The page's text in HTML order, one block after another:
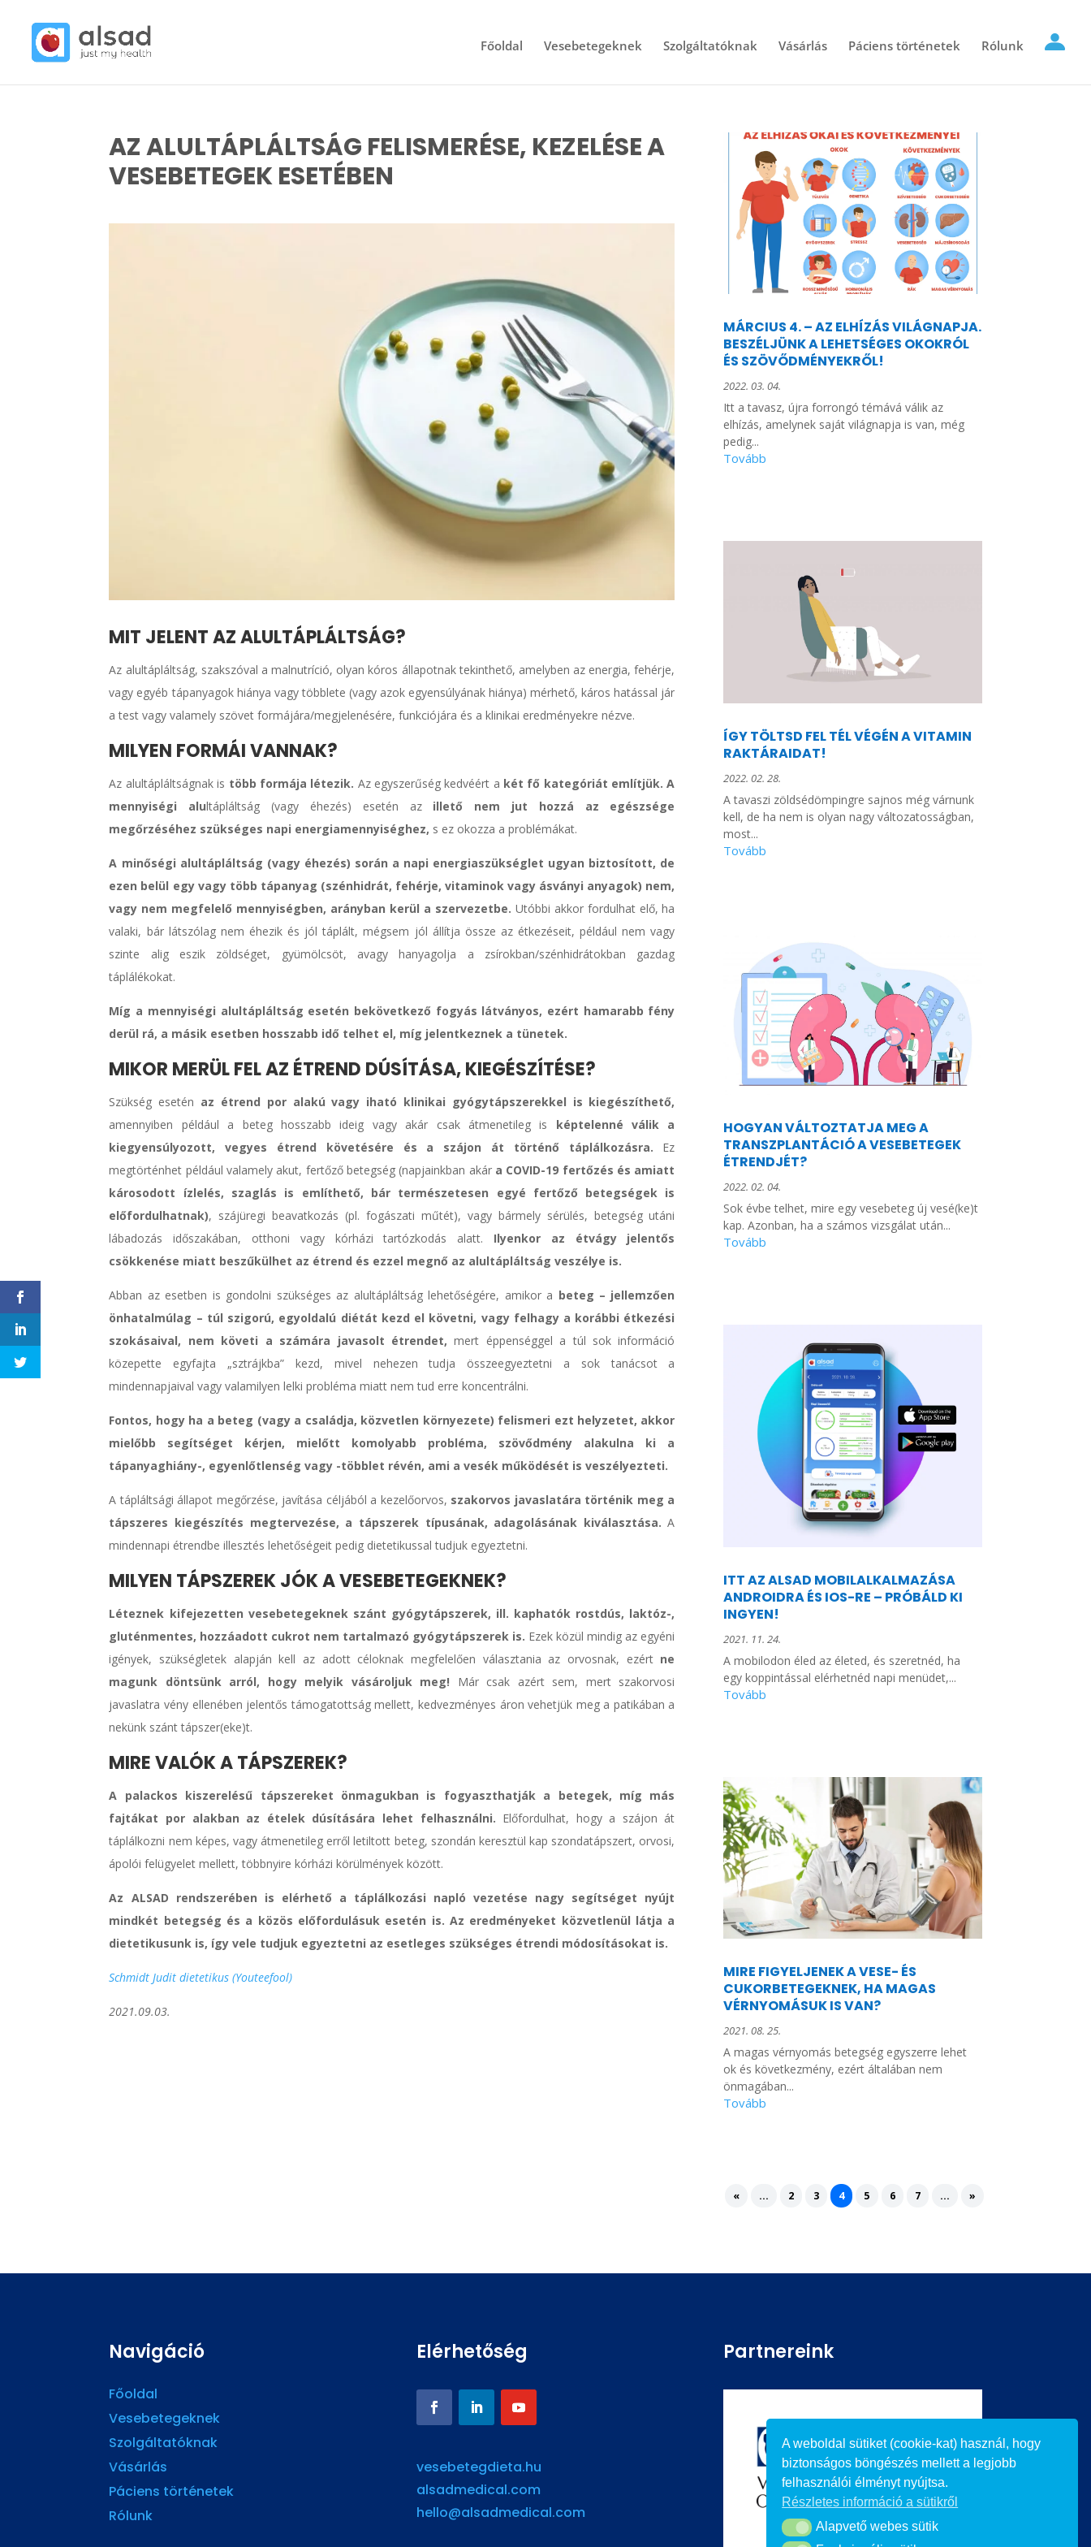
Főoldal Vesebetegeknek Szolgáltatóknak Vásárlás Páciens történetek Rólunk
AZ ALULTÁPLÁLTSÁG FELISMERÉSE, KEZELÉSE A
VESEBETEGEK ESETÉBEN
MIT JELENT AZ ALULTÁPLÁLTSÁG?
Az alultápláltság, szakszóval a malnutríció, olyan kóros állapotnak tekinthető, amelyben az energia, fehérje,
vagy egyéb tápanyagok hiánya vagy többlete (vagy azok egyensúlyának hiánya) mérhető, káros hatással jár
a test vagy valamely szövet formájára/megjelenésére, funkciójára és a klinikai eredményekre nézve.
MILYEN FORMÁI VANNAK?
Az alultápláltságnak is több formája létezik. Az egyszerűség kedvéért a két fő kategóriát említjük. A
mennyiségi alultápláltság (vagy éhezés) esetén az illető nem jut hozzá az egészsége
megőrzéséhez szükséges napi energiamennyiséghez, s ez okozza a problémákat.
A minőségi alultápláltság (vagy éhezés) során a napi energiaszükséglet ugyan biztosított, de
ezen belül egy vagy több tápanyag (szénhidrát, fehérje, vitaminok vagy ásványi anyagok) nem,
vagy nem megfelelő mennyiségben, arányban kerül a szervezetbe. Utóbbi akkor fordulhat elő, ha
valaki, bár látszólag nem éhezik és jól táplált, mégsem jól állítja össze az étkezéseit, például nem vagy
szinte alig eszik zöldséget, gyümölcsöt, avagy hanyagolja a zsírokban/szénhidrátokban gazdag
táplálékokat.
Míg a mennyiségi alultápláltság esetén bekövetkező fogyás látványos, ezért hamarabb fény
derül rá, a másik esetben hosszabb idő telhet el, míg jelentkeznek a tünetek.
MIKOR MERÜL FEL AZ ÉTREND DÚSÍTÁSA, KIEGÉSZÍTÉSE?
Szükség esetén az étrend por alakú vagy iható klinikai gyógytápszerekkel is kiegészíthető,
amennyiben például a beteg hosszabb ideig vagy akár csak átmenetileg is képtelenné válik a
kiegyensúlyozott, vegyes étrend követésére és a szájon át történő táplálkozásra. Ez
megtörténhet például valamely akut, fertőző betegség (napjainkban akár a COVID-19 fertőzés és amiatt
károsodott ízlelés, szaglás is említhető, bár természetesen egyé fertőző betegségek is
előfordulhatnak), szájüregi beavatkozás (pl. fogászati műtét), vagy bármely sérülés, betegség utáni
lábadozás időszakában, otthoni vagy kórházi tartózkodás alatt. Ilyenkor az étvágy jelentős
csökkenése miatt beszűkülhet az étrend és ezzel megnő az alultápláltság veszélye is.
Abban az esetben is gondolni szükséges az alultápláltság lehetőségére, amikor a beteg – jellemzően
önhatalmúlag – túl szigorú, egyoldalú diétát kezd el követni, vagy felhagy a korábbi étkezési
szokásaival, nem követi a számára javasolt étrendet,mert éppenséggel a túl sok információ
közepette egyfajta „sztrájkba” kezd, mivel nehezen tudja összeegyeztetni a sok tanácsot a
mindennapjaival vagy valamilyen lelki probléma miatt nem tud erre koncentrálni.
Fontos, hogy ha a beteg (vagy a családja, közvetlen környezete) felismeri ezt helyzetet, akkor
mielőbb segítséget kérjen, mielőtt komolyabb probléma, szövődmény alakulna ki a
tápanyaghiány-, egyenlőtlenség vagy -többlet révén, ami a vesék működését is veszélyezteti.
A tápláltsági állapot megőrzése, javítása céljából a kezelőorvos, szakorvos javaslatára történik meg a
tápszeres kiegészítés megtervezése, a tápszerek típusának, adagolásának kiválasztása. A
mindennapi étrendbe illesztés lehetőségeit pedig dietetikussal tudjuk egyeztetni.
MILYEN TÁPSZEREK JÓK A VESEBETEGEKNEK?
Léteznek kifejezetten vesebetegeknek szánt gyógytápszerek, ill. kaphatók rostdús, laktóz-,
gluténmentes, hozzáadott cukrot nem tartalmazó gyógytápszerek is. Ezek közül mindig az egyéni
igények, szükségletek alapján kell az adott céloknak megfelelően választania az orvosnak, ezértne
magunk döntsünk arról, hogy melyik vásároljuk meg! Már csak azért sem, mert szakorvosi
javaslatra vény ellenében jelentős támogatottság mellett, kedvezményes áron vehetjük meg a patikában a
nekünk szánt tápszer(eke)t.
MIRE VALÓK A TÁPSZEREK?
A palackos kiszerelésű tápszereket önmagukban is fogyaszthatják a betegek, míg más
fajtákat por alakban az ételek dúsítására lehet felhasználni. Előfordulhat, hogy a szájon át
táplálkozni nem képes, vagy átmenetileg erről letiltott beteg, szondán keresztül kap szondatápszert, orvosi,
ápolói felügyelet mellett, többnyire kórházi körülmények között.
Az ALSAD rendszerében is elérhető a táplálkozási napló vezetése nagy segítséget nyújt
mindkét betegség és a közös előfordulásuk esetén is. Az eredményeket közvetlenül látja a
dietetikusunk is, így vele tudjuk egyeztetni az esetleges szükséges étrendi módosításokat is.
Schmidt Judit dietetikus (Youteefool)
2021.09.03.
MÁRCIUS 4. – AZ ELHÍZÁS VILÁGNAPJA.
BESZÉLJÜNK A LEHETSÉGES OKOKRÓL
ÉS SZÖVŐDMÉNYEKRŐL!
2022. 03. 04.
Itt a tavasz, újra forrongó témává válik az
elhízás, amelynek saját világnapja is van, még
pedig...
ÍGY TÖLTSD FEL TÉL VÉGÉN A VITAMIN
RAKTÁRAIDAT!
2022. 02. 28.
A tavaszi zöldsédömpingre sajnos még várnunk
kell, de ha nem is olyan nagy változatosságban,
most...
HOGYAN VÁLTOZTATJA MEG A
TRANSZPLANTÁCIÓ A VESEBETEGEK
ÉTRENDJÉT?
2022. 02. 04.
Sok évbe telhet, mire egy vesebeteg új vesé(ke)t
kap. Azonban, ha a számos vizsgálat után...
ITT AZ ALSAD MOBILALKALMAZÁSA
ANDROIDRA ÉS IOS-RE – PRÓBÁLD KI
INGYEN!
2021. 11. 24.
A mobilodon éled az életed, és szeretnéd, ha
egy koppintással elérhetnéd napi menüdet,...
MIRE FIGYELJENEK A VESE- ÉS
CUKORBETEGEKNEK, HA MAGAS
VÉRNYOMÁSUK IS VAN?
2021. 08. 25.
A magas vérnyomás betegség egyszerre lehet
ok és következmény, ezért általában nem
önmagában...
« ... 2 3 4 5 6 7 ... »
Navigáció
Főoldal
Vesebetegeknek
Szolgáltatóknak
Vásárlás
Páciens történetek
Rólunk
Elérhetőség
vesebetegdieta.hu
alsadmedical.com
hello@alsadmedical.com
Partnereink
A weboldal sütiket (cookie-kat) használ, hogy
biztonságos böngészés mellett a legjobb
felhasználói élményt nyújtsa.
Részletes információ a sütikről
Alapvető webes sütik
Alapvető webes sütik